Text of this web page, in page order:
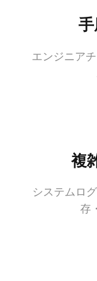
エンジニア
複
システムロ
存